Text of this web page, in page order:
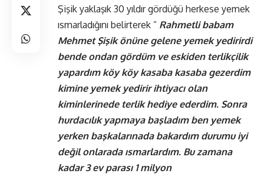
Şişik yaklaşık 30 yıldır gördüğü herkese yemek
ısmarladığını belirterek ” Rahmetli babam
Mehmet Şişik önüne gelene yemek yedirirdi
bende ondan gördüm ve eskiden terlikçilik
yapardım köy köy kasaba kasaba gezerdim
kimine yemek yedirir ihtiyacı olan
kiminlerinede terlik hediye ederdim. Sonra
hurdacılık yapmaya başladım ben yemek
yerken başkalarınada bakardım durumu iyi
değil onlarada ısmarlardım. Bu zamana
kadar 3 ev parası 1 milyon